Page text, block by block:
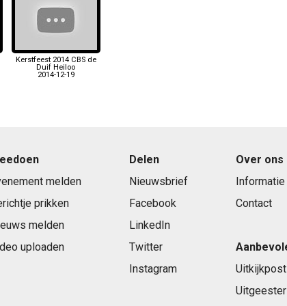
Kerstfeest 2014 CBS de
Duif Heiloo
2014-12-19
melden
prikken
melden
uploaden
Delen
Nieuwsbrief
Facebook
LinkedIn
Twitter
Instagram
Over ons
Informatie
Contact
Uitkijkpost
Uitgeester